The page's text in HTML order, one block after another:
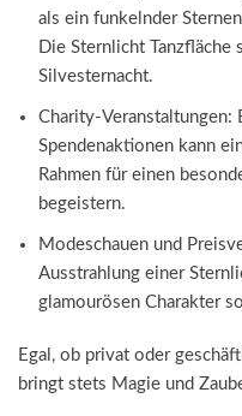
als ein funkelnder
Die Sternlicht
Silvesternacht.
Charity-Veranstaltungen:
Spendenaktionen kann
Rahmen für einen
begeistern.
Modeschauen und
Ausstrahlung einer
glamourösen Charakter
Egal, ob privat oder
bringt stets Magie und